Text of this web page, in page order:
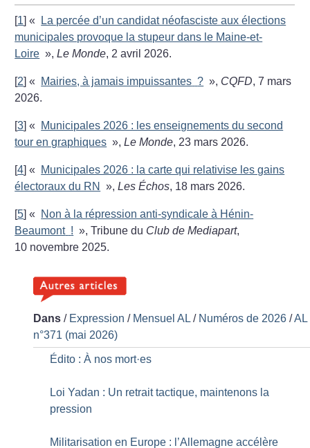
[1]«
La percée d’un candidat néofasciste aux élections
municipales provoque la stupeur dans le Maine-et-
Loire »,Le Monde, 2 avril 2026.
[2]« Mairies, à jamais impuissantes ? », CQFD, 7 mars
2026.
[3]«
Municipales 2026 : les enseignements du second
tour en graphiques »,Le Monde, 23 mars 2026.
[4]«
Municipales 2026 : la carte qui relativise les gains
électoraux du RN
»,Les Échos, 18 mars 2026.
[5]«
Non à la répression anti-syndicale à Hénin-
Beaumont ! », Tribune du Club de Mediapart,
10 novembre 2025.
Dans / Expression / Mensuel AL / Numéros de 2026 /AL
n°371 (mai 2026)
Édito : À nos mort·es
Loi Yadan : Un retrait tactique, maintenons la
pression
Militarisation en Europe : l’Allemagne accélère